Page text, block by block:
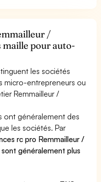
/
maille pour auto-
les sociétés
micro-entrepreneurs ou
Remmailleur /
ont généralement des
les sociétés. Par
rc pro Remmailleur /
généralement plus